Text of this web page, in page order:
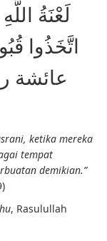
لَعْنَةُ
اتَّخَذُوا
عائشة
ketika mereka
tempat
demikian.”
, Rasulullah